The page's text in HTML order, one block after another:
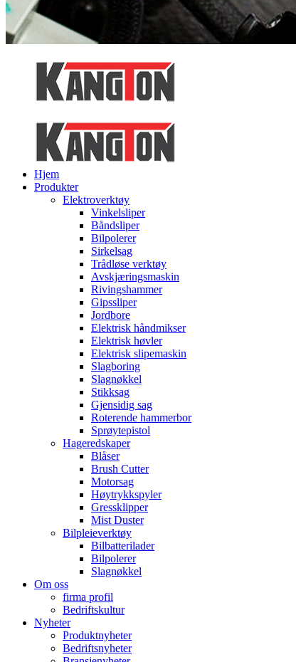
Hjem
Produkter
Elektroverktøy
Vinkelsliper
Båndsliper
Bilpolerer
Sirkelsag
Trådløse verktøy
Avskjæringsmaskin
Rivingshammer
Gipssliper
Jordbore
Elektrisk håndmikser
Elektrisk høvler
Elektrisk slipemaskin
Slagboring
Slagnøkkel
Stikksag
Gjensidig sag
Roterende hammerbor
Sprøytepistol
Hageredskaper
Blåser
Brush Cutter
Motorsag
Høytrykkspyler
Gressklipper
Mist Duster
Bilpleieverktøy
Bilbatterilader
Bilpolerer
Slagnøkkel
Om oss
firma profil
Bedriftskultur
Nyheter
Produktnyheter
Bedriftsnyheter